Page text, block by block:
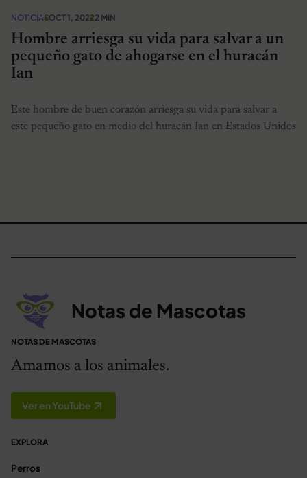
NOTICIASOCT 1, 20222 MIN
Hombre arriesga su vida para salvar a un
pequeño gato de ahogarse en el huracán
Ian
Este hombre de buen corazón arriesga su vida para salvar a
este pequeño gato en medio del huracán Ian en Estados Unidos
Notas de Mascotas
NOTAS DE MASCOTAS
Amamos a los animales.
Ver en YouTube
EXPLORA
Perros